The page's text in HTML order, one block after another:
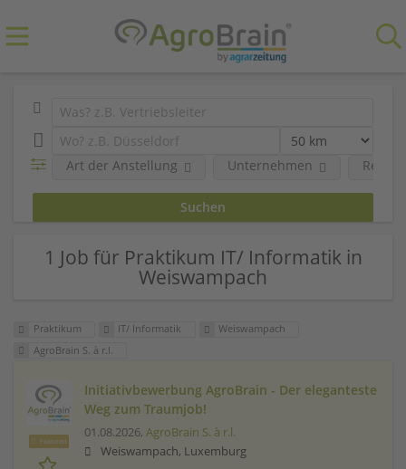
Art der Anstellung Unternehmen Region
1 Job für Praktikum IT/ Informatik in
Weiswampach
Praktikum IT/ Informatik
Weiswampach
AgroBrain S. à r.l.
Featured
Initiativbewerbung AgroBrain - Der eleganteste
Weg zum Traumjob!
01.08.2026, AgroBrain S. à r.l.
Weiswampach, Luxemburg